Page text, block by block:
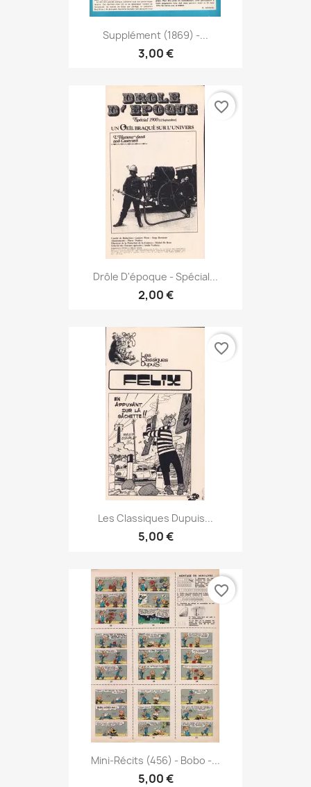
Supplément (1869) -...
3,00 €
Drôle D'époque - Spécial...
2,00 €
favorite_border
Les Classiques Dupuis...
5,00 €
favorite_border
Mini-Récits (456) - Bobo -...
5,00 €
favorite_border